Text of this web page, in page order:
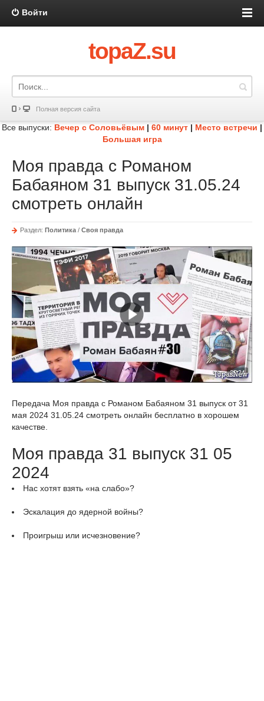
Войти
topaZ.su
Полная версия сайта
Все выпуски: Вечер с Соловьёвым | 60 минут | Место встречи |
Большая игра
Моя правда с Романом
Бабаяном 31 выпуск 31.05.24
смотреть онлайн
Раздел: Политика / Своя правда
Передача Моя правда с Романом Бабаяном 31 выпуск от 31
мая 2024 31.05.24 смотреть онлайн бесплатно в хорошем
качестве.
Моя правда 31 выпуск 31 05
2024
Нас хотят взять «на слабо»?
Эскалация до ядерной войны?
Проигрыш или исчезновение?